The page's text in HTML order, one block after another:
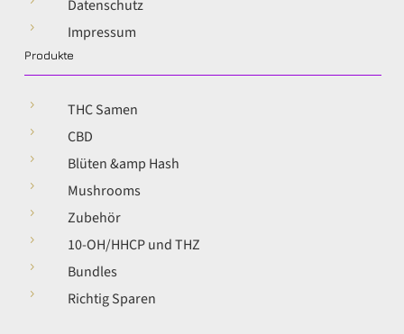
Datenschutz
5 Impressum
Produkte
5 THC Samen
5 CBD
5 Blüten &amp Hash
5 Mushrooms
5 Zubehör
5 10-OH/HHCP und THZ
5 Bundles
5 Richtig Sparen